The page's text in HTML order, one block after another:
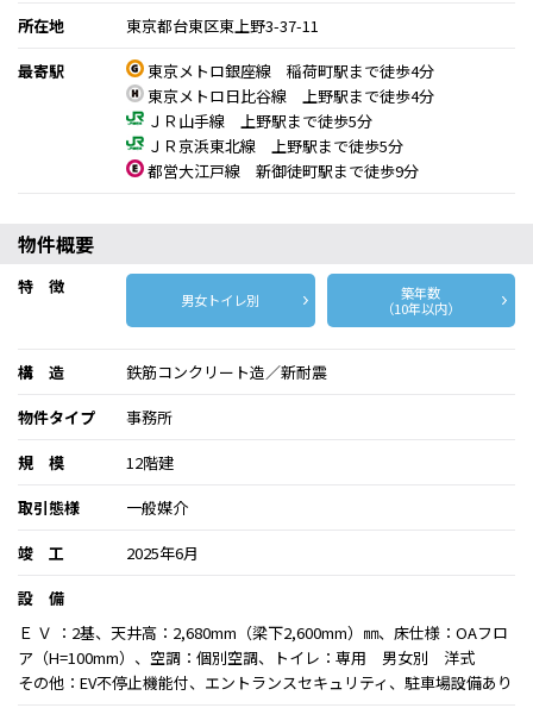
所在地
東京都台東区東上野3-37-11
最寄駅
東京メトロ銀座線 稲荷町駅まで徒歩4分
東京メトロ日比谷線 上野駅まで徒歩4分
ＪＲ山手線 上野駅まで徒歩5分
ＪＲ京浜東北線 上野駅まで徒歩5分
都営大江戸線 新御徒町駅まで徒歩9分
物件概要
特 徴
男女トイレ別
築年数
（10年以内）
構 造
鉄筋コンクリート造／新耐震
物件タイプ
事務所
規 模
12階建
取引態様
一般媒介
竣 工
2025年6月
設 備
Ｅ Ｖ ：2基、天井高：2,680mm（梁下2,600mm）㎜、床仕様：OAフロ
ア（H=100mm）、空調：個別空調、トイレ：専用 男女別 洋式
その他：EV不停止機能付、エントランスセキュリティ、駐車場設備あり